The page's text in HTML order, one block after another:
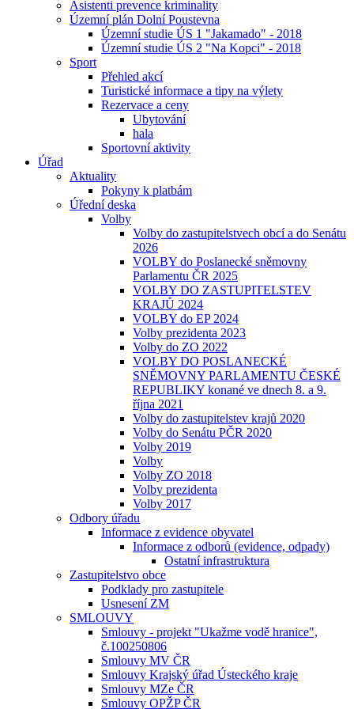
Asistenti prevence kriminality
Územní plán Dolní Poustevna
Územní studie ÚS 1 "Jakamado" - 2018
Územní studie ÚS 2 "Na Kopci" - 2018
Sport
Přehled akcí
Turistické informace a tipy na výlety
Rezervace a ceny
Ubytování
hala
Sportovní aktivity
Úřad
Aktuality
Pokyny k platbám
Úřední deska
Volby
Volby do zastupitelstvech obcí a do Senátu
2026
VOLBY do Poslanecké sněmovny
Parlamentu ČR 2025
VOLBY DO ZASTUPITELSTEV
KRAJŮ 2024
VOLBY do EP 2024
Volby prezidenta 2023
Volby do ZO 2022
VOLBY DO POSLANECKÉ
SNĚMOVNY PARLAMENTU ČESKÉ
REPUBLIKY konané ve dnech 8. a 9.
října 2021
Volby do zastupitelstev krajů 2020
Volby do Senátu PČR 2020
Volby 2019
Volby
Volby ZO 2018
Volby prezidenta
Volby 2017
Odbory úřadu
Informace z evidence obyvatel
Informace z odborů (evidence, odpady)
Ostatní infrastruktura
Zastupitelstvo obce
Podklady pro zastupitele
Usnesení ZM
SMLOUVY
Smlouvy - projekt "Ukažme vodě hranice",
č.100250806
Smlouvy MV ČR
Smlouvy Krajský úřad Ústeckého kraje
Smlouvy MZe ČR
Smlouvy OPŽP ČR